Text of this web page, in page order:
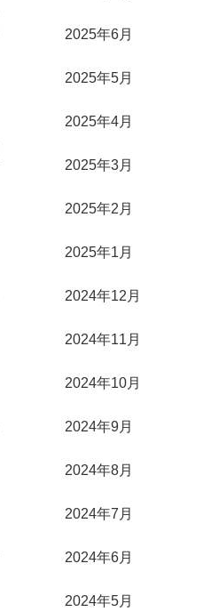
2025年6月
2025年5月
2025年4月
2025年3月
2025年2月
2025年1月
2024年12月
2024年11月
2024年10月
2024年9月
2024年8月
2024年7月
2024年6月
2024年5月